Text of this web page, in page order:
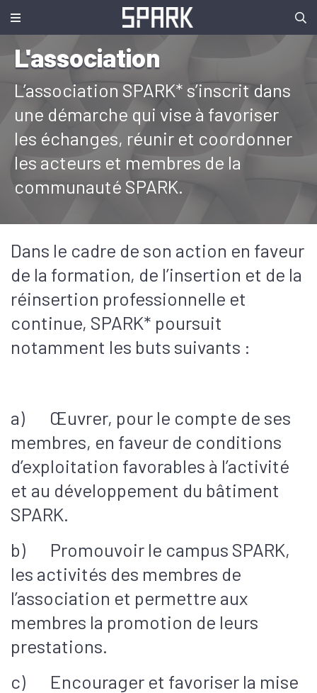
L'association
L’association SPARK* s’inscrit dans
une démarche qui vise à favoriser
les échanges, réunir et coordonner
les acteurs et membres de la
communauté SPARK.
Dans le cadre de son action en faveur
de la formation, de l’insertion et de la
réinsertion professionnelle et
continue, SPARK* poursuit
notamment les buts suivants :
a) Œuvrer, pour le compte de ses
membres, en faveur de conditions
d’exploitation favorables à l’activité
et au développement du bâtiment
SPARK.
b) Promouvoir le campus SPARK,
les activités des membres de
l’association et permettre aux
membres la promotion de leurs
prestations.
c) Encourager et favoriser la mise